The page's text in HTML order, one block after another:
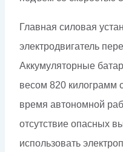
Главная силовая
электродвигатель
Аккумуляторные
весом 820 килограмм
время автономной
отсутствие опасных
использовать